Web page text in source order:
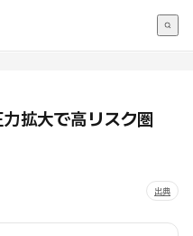
力拡大で高リスク圏
出典